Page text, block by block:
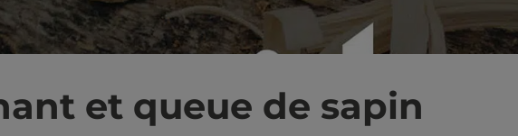
et queue de sapin